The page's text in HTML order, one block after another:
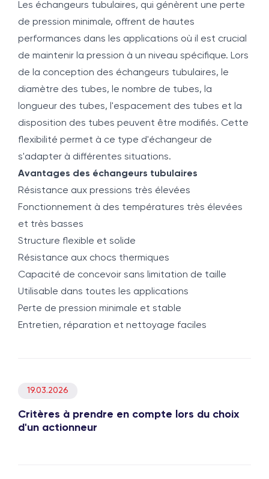
Les échangeurs tubulaires, qui génèrent une perte
de pression minimale, offrent de hautes
performances dans les applications où il est crucial
de maintenir la pression à un niveau spécifique. Lors
de la conception des échangeurs tubulaires, le
diamètre des tubes, le nombre de tubes, la
longueur des tubes, l'espacement des tubes et la
disposition des tubes peuvent être modifiés. Cette
flexibilité permet à ce type d'échangeur de
s'adapter à différentes situations.
Avantages des échangeurs tubulaires
Résistance aux pressions très élevées
Fonctionnement à des températures très élevées
et très basses
Structure flexible et solide
Résistance aux chocs thermiques
Capacité de concevoir sans limitation de taille
Utilisable dans toutes les applications
Perte de pression minimale et stable
Entretien, réparation et nettoyage faciles
19.03.2026
Critères à prendre en compte lors du choix
d'un actionneur